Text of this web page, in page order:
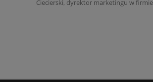
Ciecierski, dyrektor marketingu w